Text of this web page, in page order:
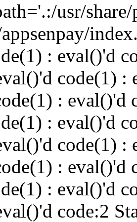
usr/
: eval()'d
code(1) :
: eval()'d
: eval()'d
code(1) :
: eval()'d
: eval()'d
code:2